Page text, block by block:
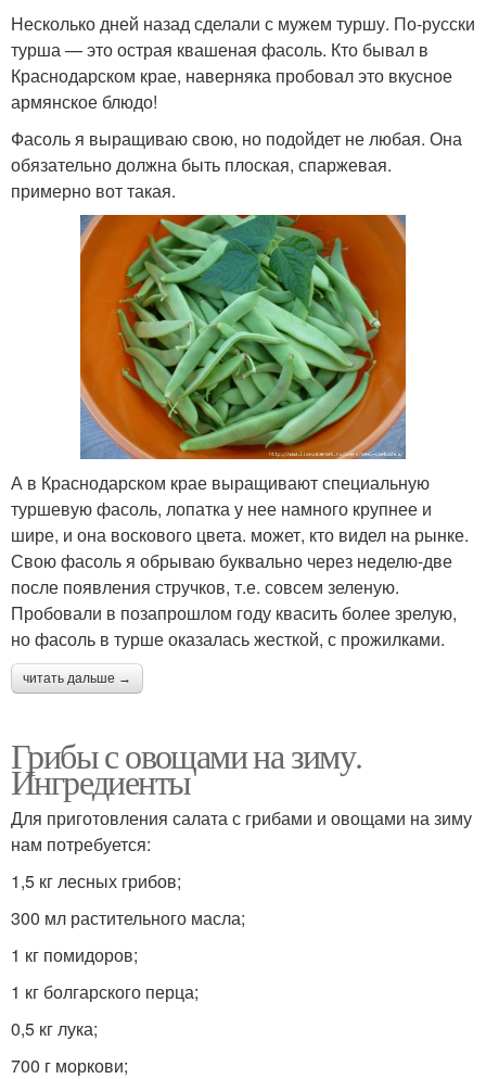
Несколько дней назад сделали с мужем туршу. По-русски
турша — это острая квашеная фасоль. Кто бывал в
Краснодарском крае, наверняка пробовал это вкусное
армянское блюдо!
Фасоль я выращиваю свою, но подойдет не любая. Она
обязательно должна быть плоская, спаржевая.
примерно вот такая.
А в Краснодарском крае выращивают специальную
туршевую фасоль, лопатка у нее намного крупнее и
шире, и она воскового цвета. может, кто видел на рынке.
Свою фасоль я обрываю буквально через неделю-две
после появления стручков, т.е. совсем зеленую.
Пробовали в позапрошлом году квасить более зрелую,
но фасоль в турше оказалась жесткой, с прожилками.
читать дальше →
Грибы с овощами на зиму.
Ингредиенты
Для приготовления салата с грибами и овощами на зиму
нам потребуется:
1,5 кг лесных грибов;
300 мл растительного масла;
1 кг помидоров;
1 кг болгарского перца;
0,5 кг лука;
700 г моркови;